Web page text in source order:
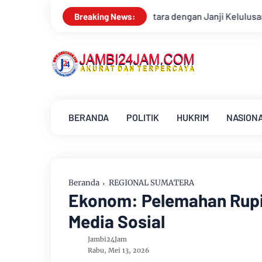
Breaking News:
dengan Janji Kelulusan Konsisten Alirkan
BERANDA POLITIK HUKRIM
Beranda REGIONAL SUMATERA
Ekonom: Pelemahan
Media Sosial
Jambi24Jam
Rabu, Mei 13, 2026